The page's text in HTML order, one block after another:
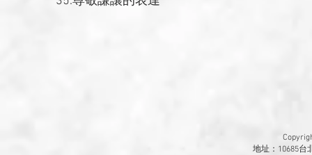
地址：10685台